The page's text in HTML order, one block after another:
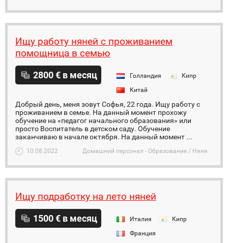
Ищу работу няней с проживанием
помощница в семью
2800 € в месяц Голландия
Кипр
Китай
Добрый день, меня зовут Софья, 22 года. Ищу работу с
проживанием в семье. На данный момент прохожу
обучение на «педагог начального образования» или
просто Воспитатель в детском саду. Обучение
заканчиваю в начале октября. На данный момент ...
10.08.2022 Домашний персонал - Образование / Няня
Ищу подработку на лето няней
1500 € в месяц Италия
Кипр
Франция